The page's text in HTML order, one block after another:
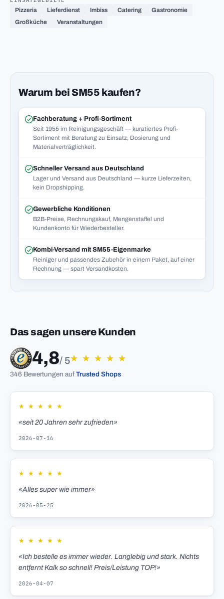
Pizzeria
Lieferdienst Imbiss Catering
Gastronomie
Großküche
Veranstaltungen
Warum bei SM55 kaufen?
Fachberatung + Profi-Sortiment
Seit 1955 im Reinigungsgeschäft — kuratiertes Profi-
Sortiment mit Beratung zu Einsatz, Dosierung und
Materialverträglichkeit.
Schneller Versand aus Deutschland
Lager und Versand aus Deutschland — kurze Lieferzeiten,
kein Dropshipping.
Gewerbliche Konditionen
B2B-Preise, Rechnungskauf, Mengenstaffel und
Kundenkonto für Wiederbesteller.
Kombi-Versand mit SM55-Eigenmarke
Reiniger und passendes Zubehör in einem Paket, auf einer
Rechnung — spart Versandkosten.
Das sagen unsere Kunden
4,8/ 5★ ★ ★ ★ ★
346 Bewertungen auf Trusted Shops
★ ★ ★ ★ ★
«seit 20 Jahren sehr zufrieden»
2026-07-16
★ ★ ★ ★ ★
«Alles super wie immer»
2026-05-25
★ ★ ★ ★ ★
«Ich bestelle es immer wieder. Langlebig und stark. Nichts
entfernt Kalk so schnell! Preis/Leistung TOP!»
2026-04-07